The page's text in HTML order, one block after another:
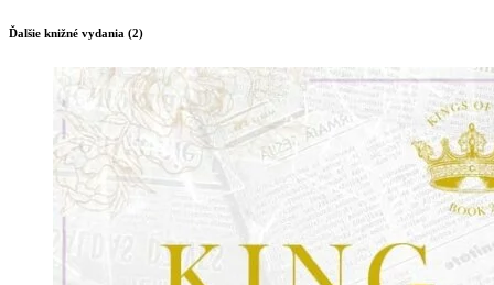
Ďalšie knižné vydania (2)